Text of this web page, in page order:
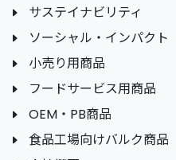
サステイナビリティ
ソーシャル・インパクト
小売り用商品
フードサービス用商品
OEM・PB商品
食品工場向けバルク商品